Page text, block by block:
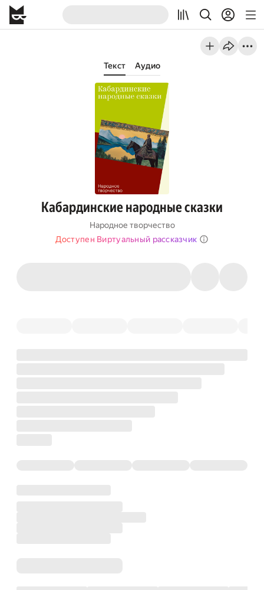
Текст Аудио
Кабардинские народные сказки
Народное творчество
Доступен Виртуальный рассказчик